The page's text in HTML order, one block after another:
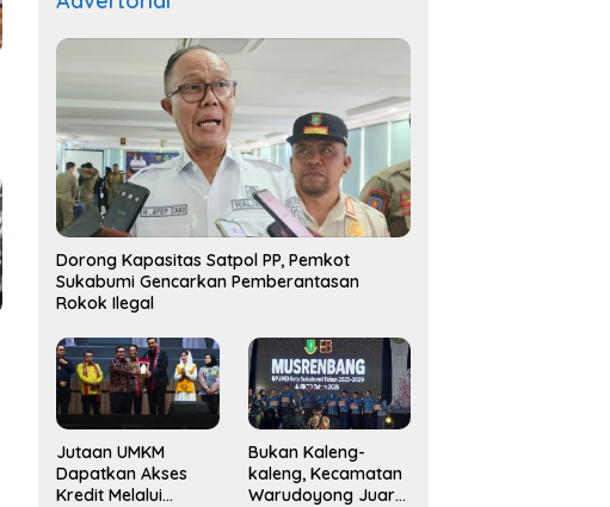
Dorong Kapasitas Satpol PP, Pemkot
Sukabumi Gencarkan Pemberantasan
Rokok Ilegal
Jutaan UMKM
Dapatkan Akses
Kredit Melalui
Bukan Kaleng-
kaleng, Kecamatan
Warudoyong Juara